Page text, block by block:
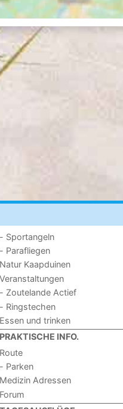
- Sportangeln
- Parafliegen
Natur Kaapduinen
Veranstaltungen
- Zoutelande Actief
- Ringstechen
Essen und trinken
PRAKTISCHE INFO.
Route
- Parken
Medizin Adressen
Forum